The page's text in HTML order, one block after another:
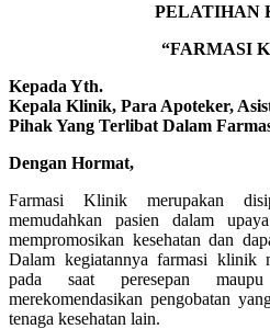
PELATIHAN
“FARMASI
Kepada Yth.
Kepala Klinik, Para Apoteker,
Pihak Yang Terlibat Dalam
Dengan Hormat,
Farmasi Klinik merupakan
memudahkan pasien dalam
mempromosikan kesehatan dan
Dalam kegiatannya farmasi klinik
pada saat peresepan
merekomendasikan pengobatan
tenaga kesehatan lain.